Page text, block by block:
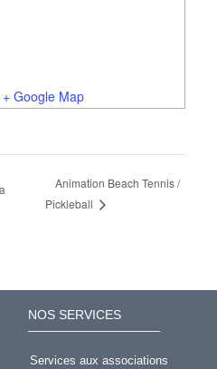
+ Google Map
Animation Beach Tennis /
Pickleball
NOS SERVICES
Services aux associations